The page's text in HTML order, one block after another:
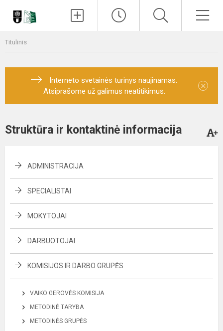
Titulinis
Interneto svetainės turinys naujinamas.
Atsiprašome už galimus neatitikimus.
×
Struktūra ir kontaktinė informacija
ADMINISTRACIJA
SPECIALISTAI
MOKYTOJAI
DARBUOTOJAI
KOMISIJOS IR DARBO GRUPĖS
VAIKO GEROVĖS KOMISIJA
METODINĖ TARYBA
METODINĖS GRUPĖS